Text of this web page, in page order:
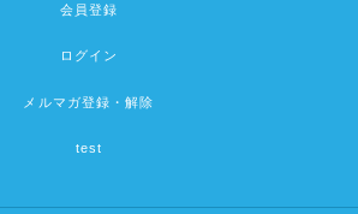
会員登録
ログイン
メルマガ登録・解除
test